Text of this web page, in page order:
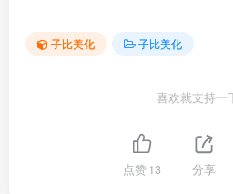
子比美化 子比美化
喜欢就支持一
点赞13 分享